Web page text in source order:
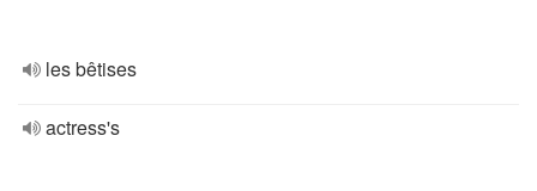
les bêtises
actress's